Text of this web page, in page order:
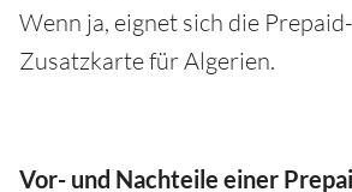
Wenn ja, eignet sich die
Zusatzkarte für Algerien.
Vor- und Nachteile einer